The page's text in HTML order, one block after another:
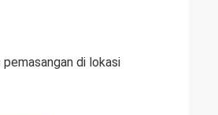
di lokasi